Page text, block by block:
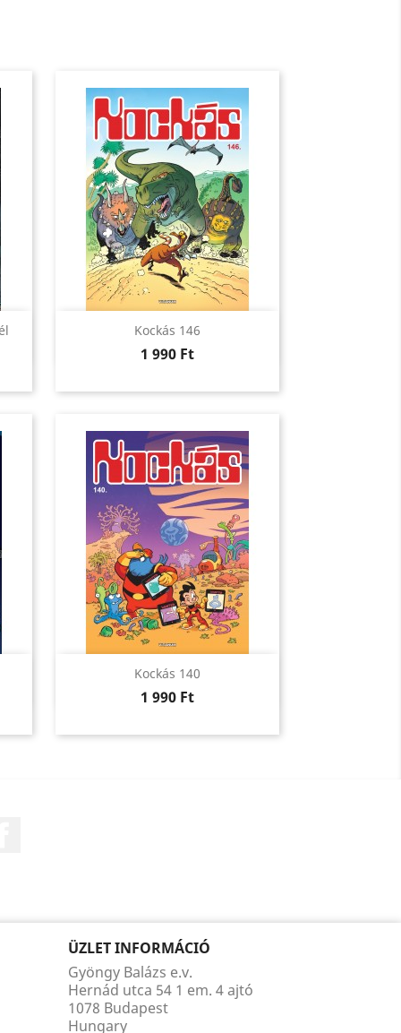
Kockás 146
Ár
1 990 Ft
Előnézet
Kockás 140
Ár
1 990 Ft
Előnézet
ÜZLET INFORMÁCIÓ
Gyöngy Balázs e.v.
Hernád utca 54 1 em. 4 ajtó
1078 Budapest
Hungary